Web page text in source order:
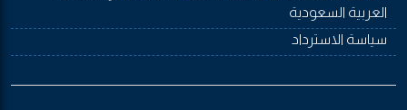
العربية السعودية
سياسة الاسترداد